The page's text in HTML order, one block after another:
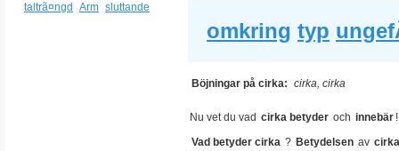
taltrã¤ngd
Arm sluttande
omkring typ
Böjningar på cirka: cirka, cirka
Nu vet du vad cirka betyder och innebär !
Vad betyder cirka ? Betydelsen av cirka